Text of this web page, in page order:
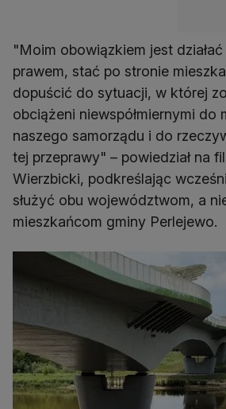
"Moim obowiązkiem jest
prawem, stać po stronie
dopuścić do sytuacji, w której
obciążeni niewspółmiernymi do
naszego samorządu i do
tej przeprawy" – powiedział na
Wierzbicki, podkreślając
służyć obu województwom, a
mieszkańcom gminy Perlejewo.